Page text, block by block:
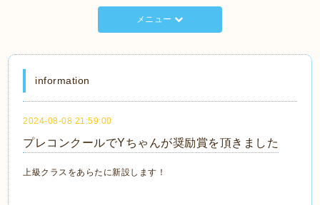
メニュー
information
2024-08-08 21:59:00
プレコンクールでYちゃんが奨励賞を頂きました
上級クラスをあらたに新設します！